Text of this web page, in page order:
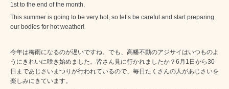
1st to the end of the month.
This summer is going to be very hot, so let’s be careful and start preparing
our bodies for hot weather!
今年は梅雨になるのが遅いですね。でも、高幡不動のアジサイはいつものよ
うにきれいに咲き始めました。皆さん見に行かれましたか？ 6 月 1 日から30
日まであじさいまつりが行われているので、毎日たくさんの人があじさいを
楽しみにきています。